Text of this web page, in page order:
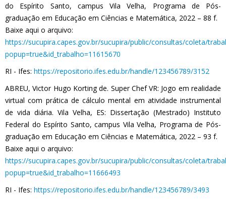
do Espírito Santo, campus Vila Velha, Programa de Pós-
graduação em Educação em Ciências e Matemática, 2022 – 88 f.
Baixe aqui o arquivo:
https://sucupira.capes.gov.br/sucupira/public/consultas/coleta/
popup=true&id_trabalho=11615670
RI - Ifes: https://repositorio.ifes.edu.br/handle/123456789/3152
ABREU, Victor Hugo Korting de. Super Chef VR: Jogo em realidade
virtual com prática de cálculo mental em atividade instrumental
de vida diária. Vila Velha, ES: Dissertação (Mestrado) Instituto
Federal do Espírito Santo, campus Vila Velha, Programa de Pós-
graduação em Educação em Ciências e Matemática, 2022 – 93 f.
Baixe aqui o arquivo:
https://sucupira.capes.gov.br/sucupira/public/consultas/coleta/
popup=true&id_trabalho=11666493
RI - Ifes: https://repositorio.ifes.edu.br/handle/123456789/3493